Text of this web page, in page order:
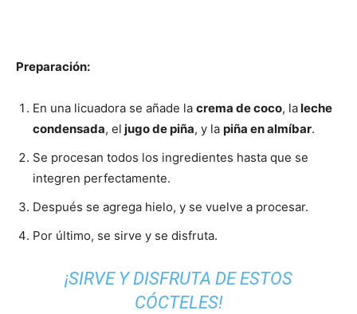
Preparación:
En una licuadora se añade la crema de coco, laleche
condensada, el jugo de piña, y la piña en almíbar.
Se procesan todos los ingredientes hasta que se
integren perfectamente.
Después se agrega hielo, y se vuelve a procesar.
Por último, se sirve y se disfruta.
¡SIRVE Y DISFRUTA DE ESTOS
CÓCTELES!